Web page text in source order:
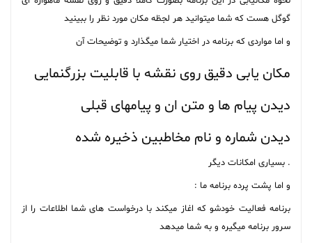
گوگل هست که شما میتوانید هر لجظه مکان مورد نظر را ببینید
و اما مواردی که برنامه در اختیار شما میگذارد و توضیحات آن
مکان یابی دقیق روی نقشه با قابلیت بزرگنمایی
دیدن پیام ها و متن ان و پیامهای قبلی
دیدن شماره و نام مخاطبین ذخیره شده
. بسیاری امکانات دیگر
و اما پشت پرده برنامه ما :
برنامه فعالیت خودشو که اغاز میکند با درخواست های شما اطلاعات را از
سرور برنامه میگیره و به شما میدهد